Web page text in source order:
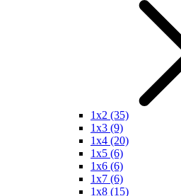
1x2 (35)
1x3 (9)
1x4 (20)
1x5 (6)
1x6 (6)
1x7 (6)
1x8 (15)